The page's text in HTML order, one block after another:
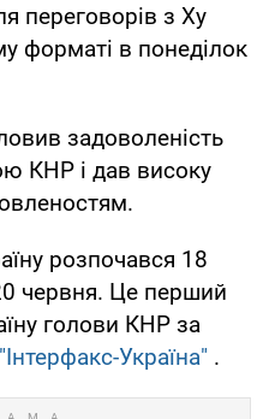
переговорів з Ху
форматі в понеділок
задоволеність
КНР і дав високу
розпочався 18
червня. Це перший
голови КНР за
"Інтерфакс-Україна" .